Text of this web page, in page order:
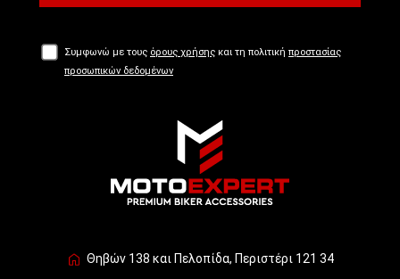
Συμφωνώ με τους όρους χρήσης και τη πολιτική προστασίας
προσωπικών δεδομένων
Θηβών 138 και Πελοπίδα, Περιστέρι 121 34